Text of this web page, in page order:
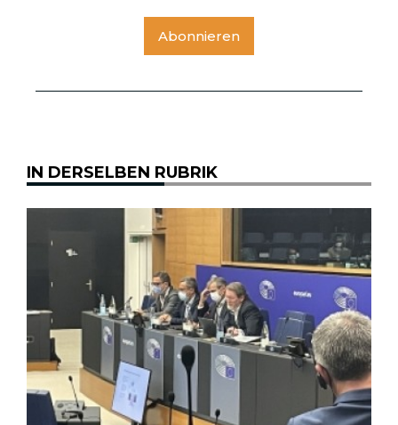
Abonnieren
IN DERSELBEN RUBRIK